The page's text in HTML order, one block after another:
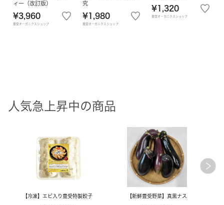
ィー（改訂版）
¥3,960
豊受オーガニクスショップ
究
¥1,980
豊受オーガニクスショップ
¥1,320
豊受オーガニクスショップ
人気急上昇中の商品
【冷凍】エビ入り豊受特製餃子 【新鮮豊受野菜】真黒ナス